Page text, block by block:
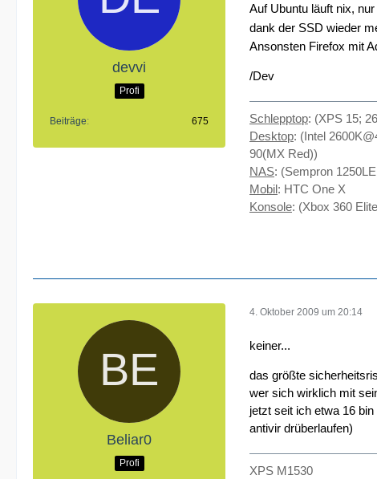
devvi
Profi
Beiträge 675
Auf Ubuntu läuft nix,
dank der SSD wieder
Ansonsten Firefox mit
/Dev
Schlepptop: (XPS 15;
Desktop: (Intel
90(MX Red))
NAS: (Sempron
Mobil: HTC One X
Konsole: (Xbox 360
Beliar0
Profi
4. Oktober 2009 um 20:14
keiner...
das größte
wer sich wirklich mit
jetzt seit ich etwa 16
antivir drüberlaufen)
XPS M1530